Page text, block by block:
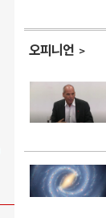
오피니언